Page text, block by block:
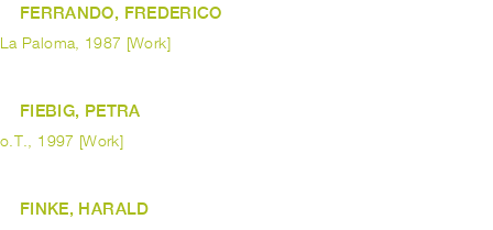
FERRANDO, FREDERICO
La Paloma, 1987 [Work]
FIEBIG, PETRA
o.T., 1997 [Work]
FINKE, HARALD